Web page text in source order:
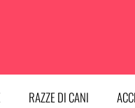
RAZZE DI CANI